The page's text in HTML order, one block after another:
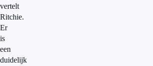
vertelt
Ritchie.
Er
is
een
duidelijk